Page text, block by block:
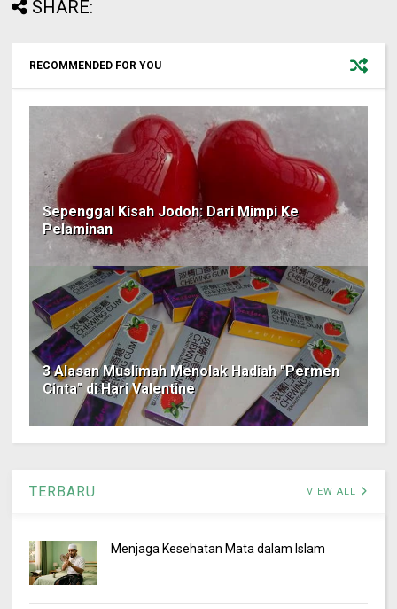
SHARE:
RECOMMENDED FOR YOU
Sepenggal Kisah Jodoh: Dari Mimpi Ke
Pelaminan
3 Alasan Muslimah Menolak Hadiah "Permen
Cinta" di Hari Valentine
TERBARU VIEW ALL
Menjaga Kesehatan Mata dalam Islam